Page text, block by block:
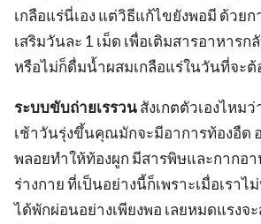
เกลือแร่นี่เอง แต่วิธีแก้ไขยังพอมี ด้วย
เสริมวันละ 1 เม็ด เพื่อเติมสารอาหารก
หรือไม่ก็ดื่มน้ำผสมเกลือแร่ในวันที่จะ
ระบบขับถ่ายเรรวนสังเกตตัวเองไหม
เช้าวันรุ่งขึ้นคุณมักจะมีอาการท้องอืด
พลอยทำให้ท้องผูก มีสารพิษและกากอ
ร่างกาย ที่เป็นอย่างนี้ก็เพราะเมื่อเรา
ได้พักผ่อนอย่างเพียงพอ เลยหมดแรงจ